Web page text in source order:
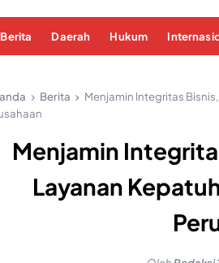
Berita Daerah Hukum
Berita
Menjamin Integritas
Menjamin
Layanan